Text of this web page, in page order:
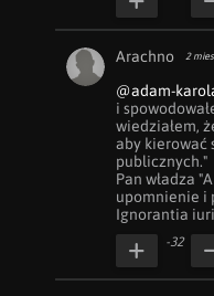
Arachno 2
@adam-
i
wiedziałem,
aby kierować
publicznych."
Pan władza
upomnienie i
Ignorantia
-32